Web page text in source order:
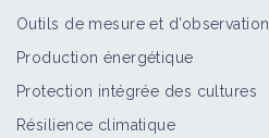
Outils de mesure et d’observation
Production énergétique
Protection intégrée des cultures
Résilience climatique